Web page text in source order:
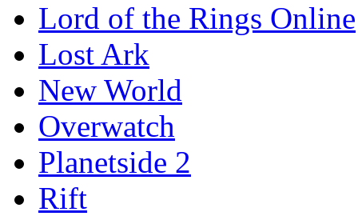
Lord of the Rings Online
Lost Ark
New World
Overwatch
Planetside 2
Rift